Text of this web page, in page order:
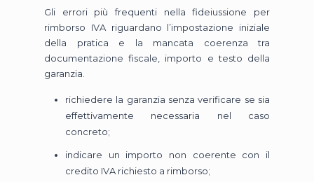
Gli errori più frequenti nella fideiussione per
rimborso IVA riguardano l’impostazione iniziale
della pratica e la mancata coerenza tra
documentazione fiscale, importo e testo della
garanzia.
richiedere la garanzia senza verificare se sia
effettivamente necessaria nel caso
concreto;
indicare un importo non coerente con il
credito IVA richiesto a rimborso;